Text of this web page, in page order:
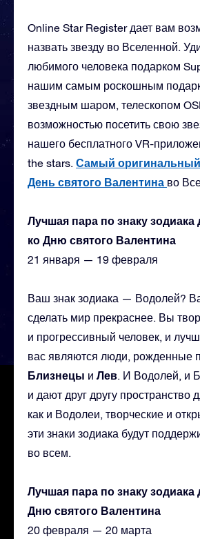
Online Star Register дает вам
назвать звезду во Вселенной.
любимого человека подарком
нашим самым роскошным
звездным шаром, телескопом
возможностью посетить свою
нашего бесплатного VR-
the stars. Самый
День святого Валентина во
Лучшая пара по знаку
ко Дню святого Валентина
21 января — 19 февраля
Ваш знак зодиака — Водолей?
сделать мир прекраснее. Вы
и прогрессивный человек, и
вас являются люди, рожденные
Близнецы и Лев. И Водолей, и
и дают друг другу пространство
как и Водолеи, творческие и
эти знаки зодиака будут
во всем.
Лучшая пара по знаку
Дню святого Валентина
20 февраля — 20 марта